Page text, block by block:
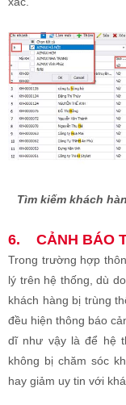
Tìm kiếm khách
6. CẢNH BÁO
Trong trường hợp
lý trên hệ thống, dù
khách hàng bị trùng
đều hiện thông báo
dĩ như vậy là để hệ
không bị chăm sóc
hay giảm uy tin với